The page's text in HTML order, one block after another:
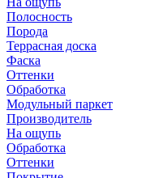
Полосность
Порода
Террасная доска
Фаска
Оттенки
Обработка
Модульный паркет
Производитель
На ощупь
Обработка
Оттенки